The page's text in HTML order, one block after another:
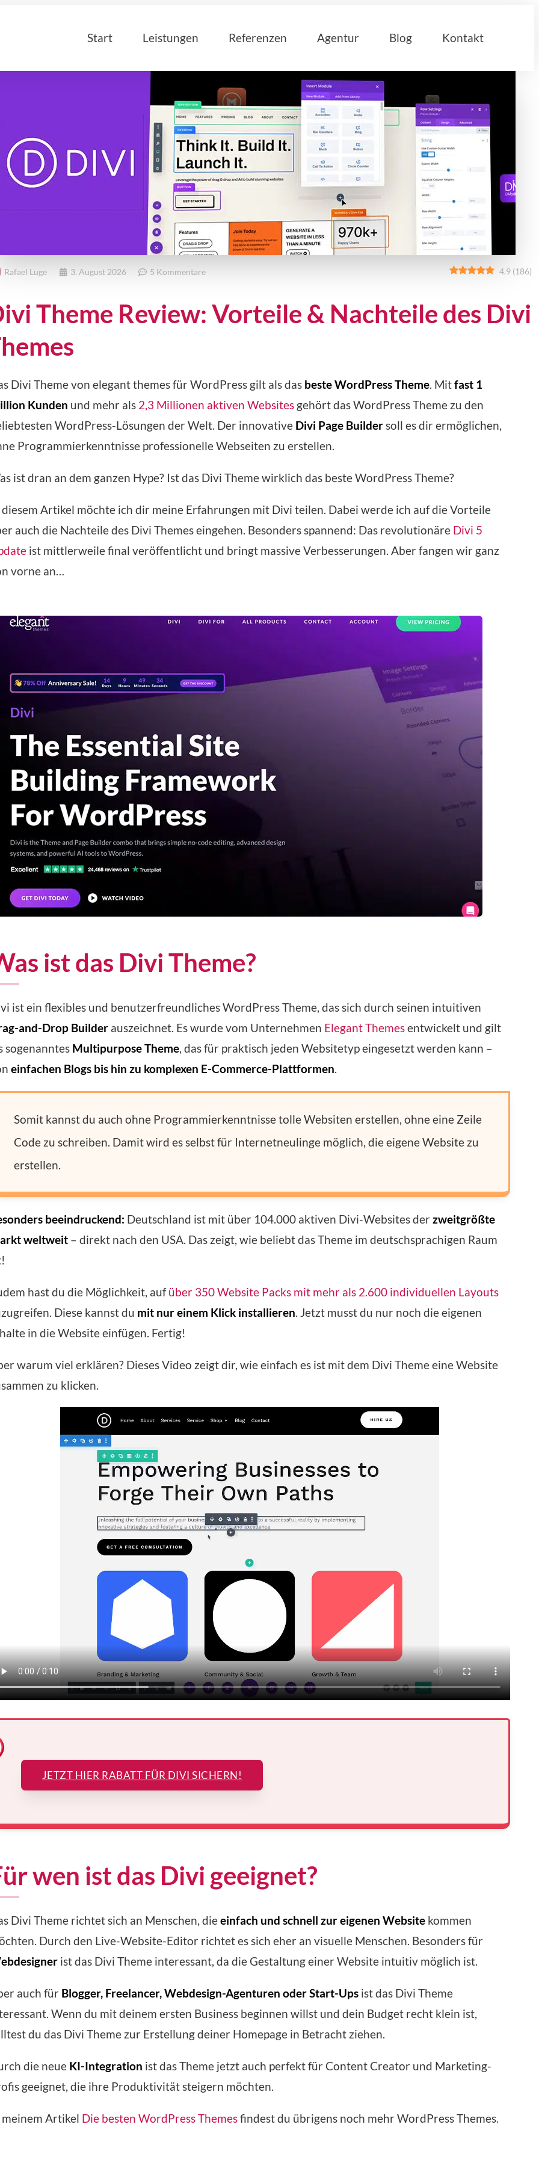
Start Leistungen Referenzen Agentur Blog Kontakt
Rafael Luge 3. August 2026 5 Kommentare 4.9 (186)
Theme Review: Vorteile & Nachteile des Divi
Divi Theme von elegant themes für WordPress gilt als das beste WordPress Theme. Mitfast 1
Kunden und mehr als 2,3 Millionen aktiven Websitesgehört das WordPress Theme zu den
WordPress-Lösungen der Welt. Der innovative Divi Page Buildersoll es dir ermöglichen,
Programmierkenntnisse professionelle Webseiten zu erstellen.
ist dran an dem ganzen Hype? Ist das Divi Theme wirklich das beste WordPress Theme?
Artikel möchte ich dir meine Erfahrungen mit Divi teilen. Dabei werde ich auf die Vorteile
auch die Nachteile des Divi Themes eingehen. Besonders spannend: Das revolutionäre Divi 5
ist mittlerweile final veröffentlicht und bringt massive Verbesserungen. Aber fangen wir ganz
vorne an…
ist das Divi Theme?
ist ein flexibles und benutzerfreundliches WordPress Theme, das sich durch seinen intuitiven
and-Drop Builderauszeichnet. Es wurde vom Unternehmen Elegant Themesentwickelt und gilt
sogenanntes Multipurpose Theme, das für praktisch jeden Websitetyp eingesetzt werden kann –
einfachen Blogs bis hin zu komplexen E-Commerce-Plattformen.
Somit kannst du auch ohne Programmierkenntnisse tolle Websiten erstellen, ohne eine Zeile
Code zu schreiben. Damit wird es selbst für Internetneulinge möglich, die eigene Website zu
erstellen.
beeindruckend: Deutschland ist mit über 104.000 aktiven Divi-Websites derzweitgrößte
weltweit– direkt nach den USA. Das zeigt, wie beliebt das Theme im deutschsprachigen Raum
hast du die Möglichkeit, aufüber 350 Website Packs mit mehr als 2.600 individuellen Layouts
Diese kannst du mit nur einem Klick installieren. Jetzt musst du nur noch die eigenen
in die Website einfügen. Fertig!
warum viel erklären? Dieses Video zeigt dir, wie einfach es ist mit dem Divi Theme eine Website
zu klicken.
JETZT HIER RABATT FÜR DIVI SICHERN!
wen ist das Divi geeignet?
Divi Theme richtet sich an Menschen, dieeinfach und schnell zur eigenen Websitekommen
Durch den Live-Website-Editor richtet es sich eher an visuelle Menschen. Besonders für
ist das Divi Theme interessant, da die Gestaltung einer Website intuitiv möglich ist.
auch für Blogger, Freelancer, Webdesign-Agenturen oder Start-Upsist das Divi Theme
Wenn du mit deinem ersten Business beginnen willst und dein Budget recht klein ist,
du das Divi Theme zur Erstellung deiner Homepage in Betracht ziehen.
die neue KI-Integration ist das Theme jetzt auch perfekt für Content Creator und Marketing-
geeignet, die ihre Produktivität steigern möchten.
Artikel Die besten WordPress Themesfindest du übrigens noch mehr WordPress Themes.